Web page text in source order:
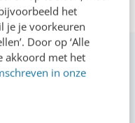
het
je je voorkeuren
Door op ‘Alle
akkoord met het
in onze